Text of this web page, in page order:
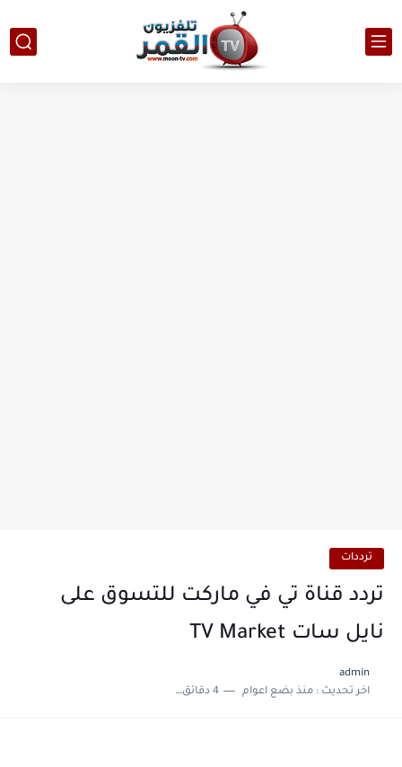
ترددات
تردد قناة تي في ماركت للتسوق على
نايل سات TV Market
admin
اخر تحديث :منذ بضع اعوام 4 دقائق للقراءة